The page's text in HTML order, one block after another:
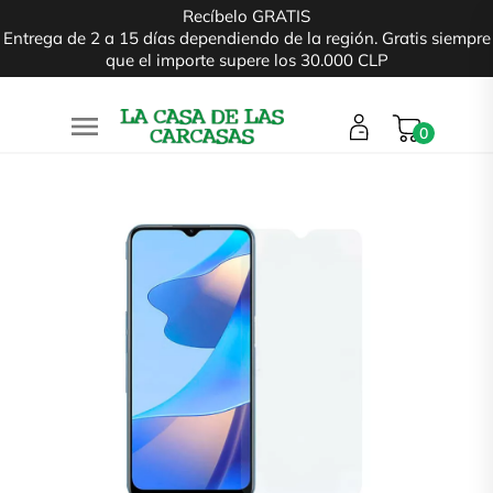
Recíbelo GRATIS
Entrega de 2 a 15 días dependiendo de la región. Gratis siempre
que el importe supere los 30.000 CLP
 0